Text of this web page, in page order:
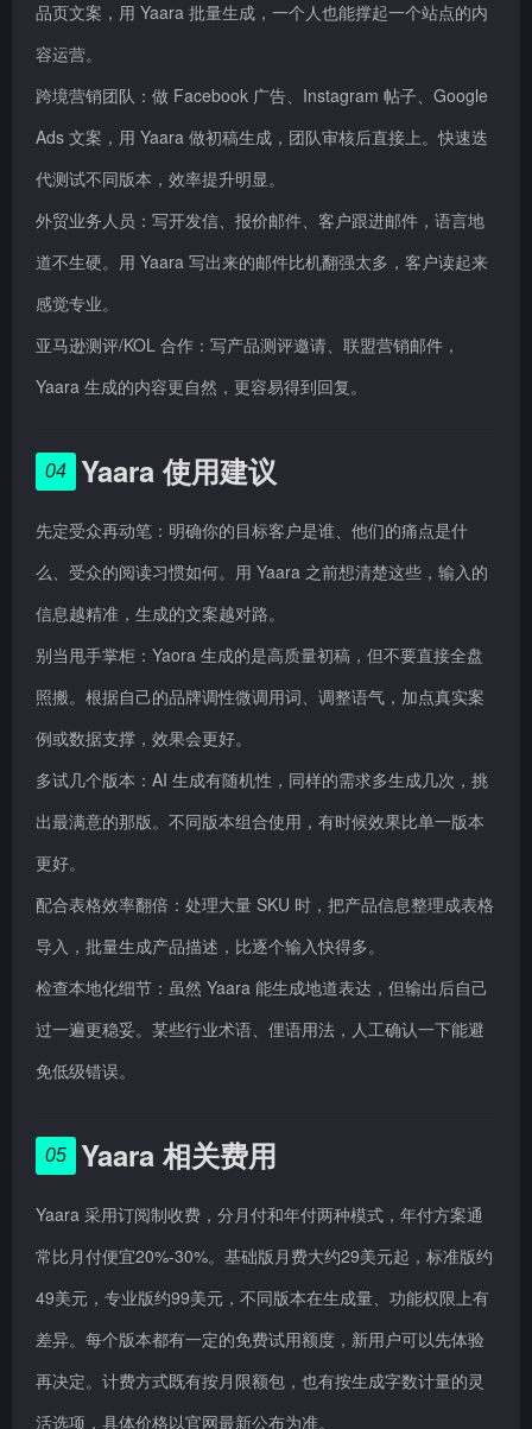
品页文案，用 Yaara 批量生成，一个人也能撑起一个站点的内
容运营。
跨境营销团队：做 Facebook 广告、Instagram 帖子、Google
Ads 文案，用 Yaara 做初稿生成，团队审核后直接上。快速迭
代测试不同版本，效率提升明显。
外贸业务人员：写开发信、报价邮件、客户跟进邮件，语言地
道不生硬。用 Yaara 写出来的邮件比机翻强太多，客户读起来
感觉专业。
亚马逊测评/KOL 合作：写产品测评邀请、联盟营销邮件，
Yaara 生成的内容更自然，更容易得到回复。
04 Yaara 使用建议
先定受众再动笔：明确你的目标客户是谁、他们的痛点是什
么、受众的阅读习惯如何。用 Yaara 之前想清楚这些，输入的
信息越精准，生成的文案越对路。
别当甩手掌柜：Yaora 生成的是高质量初稿，但不要直接全盘
照搬。根据自己的品牌调性微调用词、调整语气，加点真实案
例或数据支撑，效果会更好。
多试几个版本：AI 生成有随机性，同样的需求多生成几次，挑
出最满意的那版。不同版本组合使用，有时候效果比单一版本
更好。
配合表格效率翻倍：处理大量 SKU 时，把产品信息整理成表格
导入，批量生成产品描述，比逐个输入快得多。
检查本地化细节：虽然 Yaara 能生成地道表达，但输出后自己
过一遍更稳妥。某些行业术语、俚语用法，人工确认一下能避
免低级错误。
05 Yaara 相关费用
Yaara 采用订阅制收费，分月付和年付两种模式，年付方案通
常比月付便宜20%-30%。基础版月费大约29美元起，标准版约
49美元，专业版约99美元，不同版本在生成量、功能权限上有
差异。每个版本都有一定的免费试用额度，新用户可以先体验
再决定。计费方式既有按月限额包，也有按生成字数计量的灵
活选项，具体价格以官网最新公布为准。